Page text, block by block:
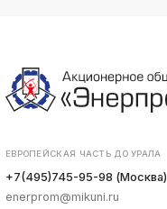
ЕВРОПЕЙСКАЯ ЧАСТЬ ДО УРАЛА
+7(495)745-95-98 (Москва)
enerprom@mikuni.ru